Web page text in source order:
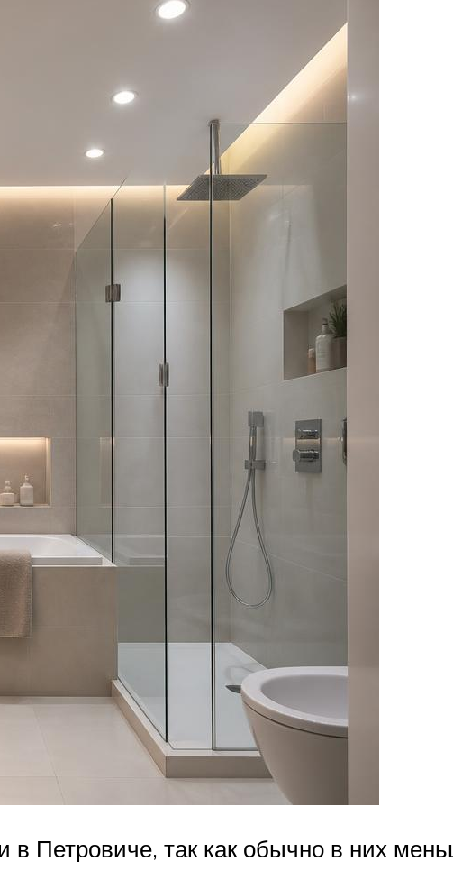
Петровиче, так как обычно в них